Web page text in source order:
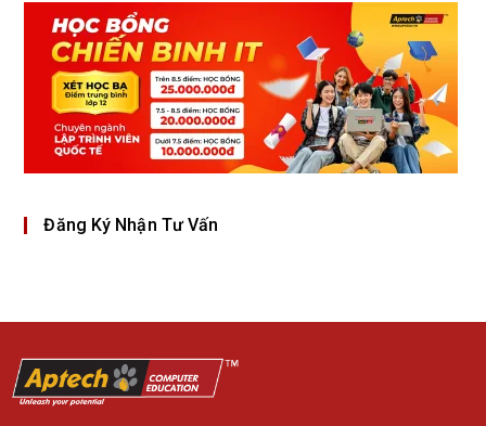
Đăng Ký Nhận Tư Vấn